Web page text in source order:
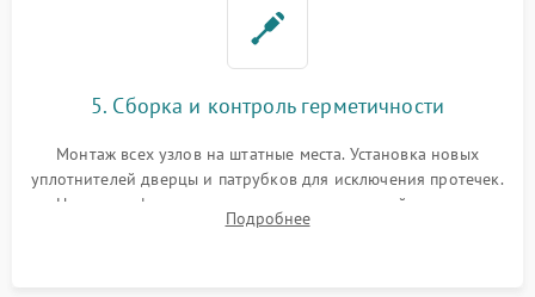
5. Сборка и контроль герметичности
Монтаж всех узлов на штатные места. Установка новых
уплотнителей дверцы и патрубков для исключения протечек.
Надежная фиксация хомутов гидравлической системы,
сборка корпуса и установка датчика поплавка.
Подробнее